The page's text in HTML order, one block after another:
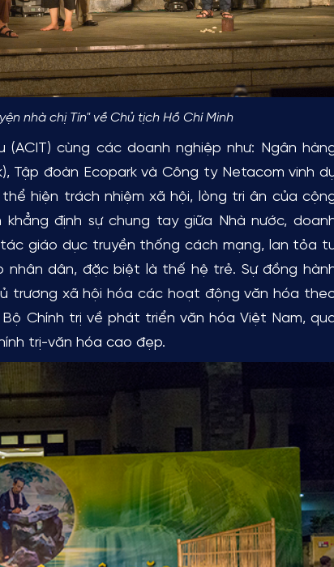
nhà chị Tín" về Chủ tịch Hồ Chí Minh
cùng các doanh nghiệp như: Ngân
Tập đoàn Ecopark và Công ty Netacom vinh
hiện trách nhiệm xã hội, lòng tri ân của
định sự chung tay giữa Nhà nước,
giáo dục truyền thống cách mạng, lan tỏa
nhân dân, đặc biệt là thế hệ trẻ. Sự đồng
trương xã hội hóa các hoạt động văn hóa
Chính trị về phát triển văn hóa Việt Nam,
trị-văn hóa cao đẹp.